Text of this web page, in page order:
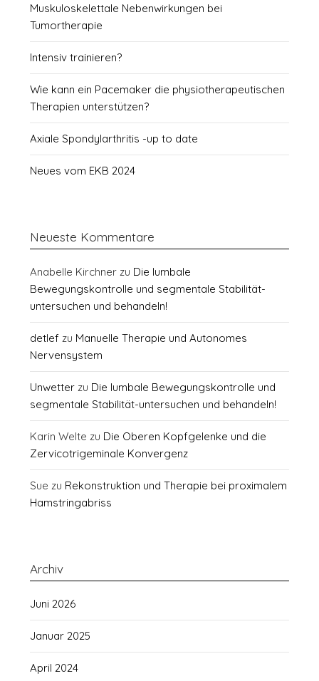
Muskuloskelettale Nebenwirkungen bei
Tumortherapie
Intensiv trainieren?
Wie kann ein Pacemaker die physiotherapeutischen
Therapien unterstützen?
Axiale Spondylarthritis -up to date
Neues vom EKB 2024
Neueste Kommentare
Anabelle Kirchner zu Die lumbale
Bewegungskontrolle und segmentale Stabilität-
untersuchen und behandeln!
detlef zu Manuelle Therapie und Autonomes
Nervensystem
Unwetter zu Die lumbale Bewegungskontrolle und
segmentale Stabilität-untersuchen und behandeln!
Karin Welte zu Die Oberen Kopfgelenke und die
Zervicotrigeminale Konvergenz
Sue zu Rekonstruktion und Therapie bei proximalem
Hamstringabriss
Archiv
Juni 2026
Januar 2025
April 2024